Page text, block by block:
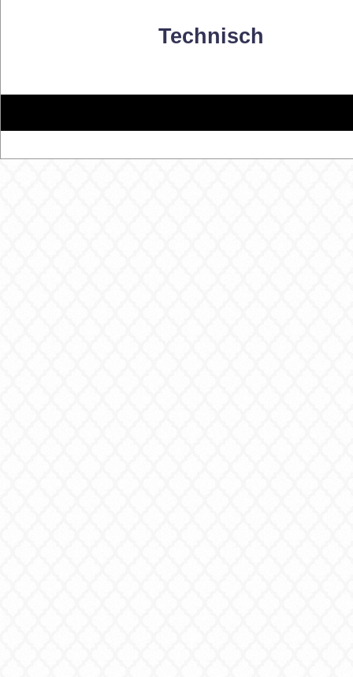
Technisch